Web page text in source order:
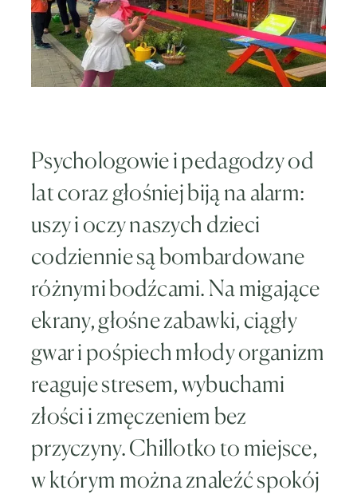
Psychologowie i pedagodzy od
lat coraz głośniej biją na alarm:
uszy i oczy naszych dzieci
codziennie są bombardowane
różnymi bodźcami. Na migające
ekrany, głośne zabawki, ciągły
gwar i pośpiech młody organizm
reaguje stresem, wybuchami
złości i zmęczeniem bez
przyczyny. Chillotko to miejsce,
w którym można znaleźć spokój